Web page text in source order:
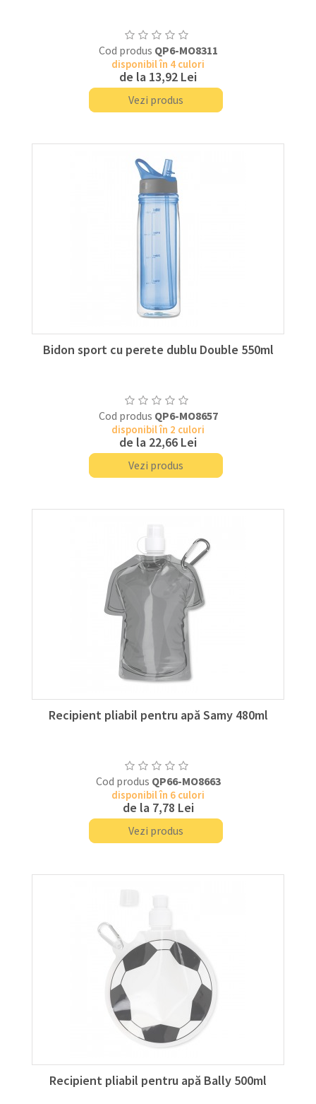
Cod produs QP6-MO8311
disponibil în 4 culori
de la 13,92 Lei
Vezi produs
Bidon sport cu perete dublu Double 550ml
Cod produs QP6-MO8657
disponibil în 2 culori
de la 22,66 Lei
Vezi produs
Recipient pliabil pentru apă Samy 480ml
Cod produs QP66-MO8663
disponibil în 6 culori
de la 7,78 Lei
Vezi produs
Recipient pliabil pentru apă Bally 500ml